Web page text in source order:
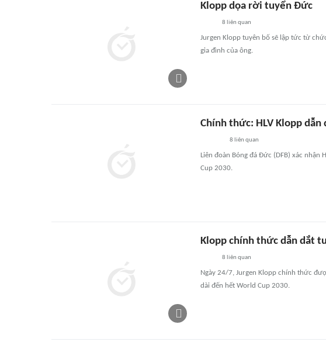
Klopp dọa rời tuyển Đức
8 liên quan
Jurgen Klopp tuyên bố sẽ lập tức từ
gia đình của ông.
Chính thức: HLV Klopp
8 liên quan
Liên đoàn Bóng đá Đức (DFB) xác nhận
Cup 2030.
Klopp chính thức dẫn dắt
8 liên quan
Ngày 24/7, Jurgen Klopp chính thức
dài đến hết World Cup 2030.